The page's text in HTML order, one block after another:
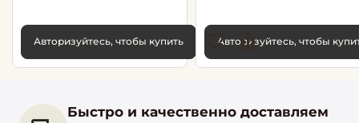
Авторизуйтесь, чтобы купить Авторизуйтесь, чтобы
Быстро и качественно доставляем